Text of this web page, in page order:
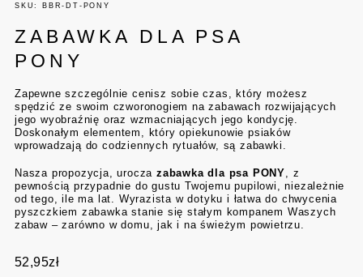
SKU: BBR-DT-PONY
ZABAWKA DLA PSA
PONY
Zapewne szczególnie cenisz sobie czas, który możesz
spędzić ze swoim czworonogiem na zabawach rozwijających
jego wyobraźnię oraz wzmacniających jego kondycję.
Doskonałym elementem, który opiekunowie psiaków
wprowadzają do codziennych rytuałów, są zabawki.
Nasza propozycja, urocza zabawka dla psa PONY , z
pewnością przypadnie do gustu Twojemu pupilowi, niezależnie
od tego, ile ma lat. Wyrazista w dotyku i łatwa do chwycenia
pyszczkiem zabawka stanie się stałym kompanem Waszych
zabaw – zarówno w domu, jak i na świeżym powietrzu.
52,95zł